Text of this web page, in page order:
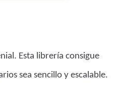
Esta librería consigue
sea sencillo y escalable.